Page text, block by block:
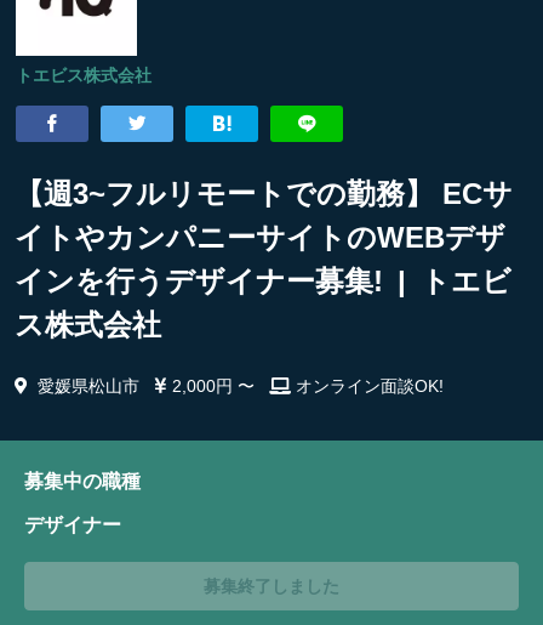
トエビス株式会社
【週3~フルリモートでの勤務】 ECサ
イトやカンパニーサイトのWEBデザ
インを行うデザイナー募集! | トエビ
ス株式会社
愛媛県松山市 2,000円 〜 オンライン面談OK!
募集中の職種
デザイナー
募集終了しました